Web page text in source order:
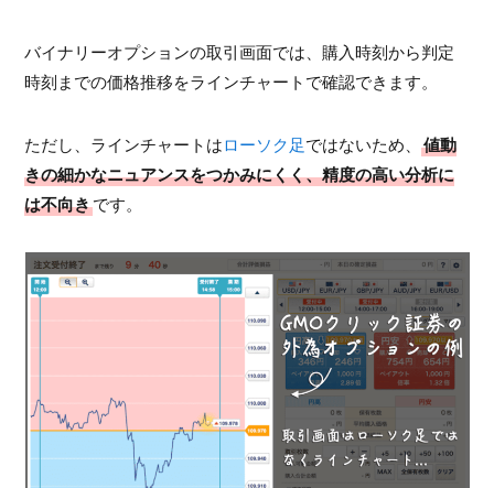
バイナリーオプションの取引画面では、購入時刻から判定
時刻までの価格推移をラインチャートで確認できます。
ただし、ラインチャートはローソク足ではないため、値動
きの細かなニュアンスをつかみにくく、精度の高い分析に
は不向きです。